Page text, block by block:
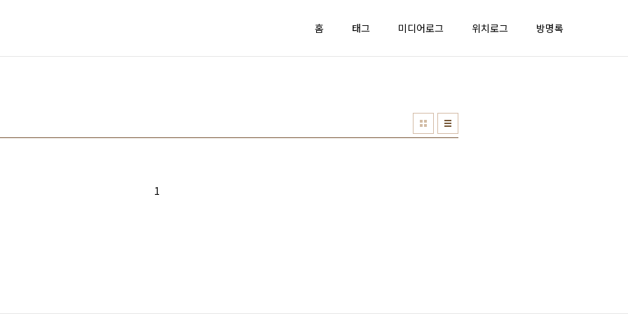
홈 태그 미디어로그 위치로그 방명록
1